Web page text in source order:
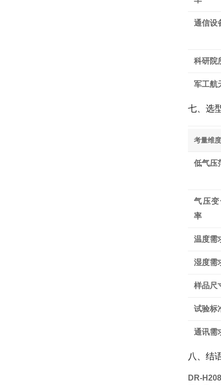
通信设
科研院
军工航
七、选
考量维度
低气压
气压变
率
温度需
湿度需
样品尺
试验标
通讯需
八、结
DR-